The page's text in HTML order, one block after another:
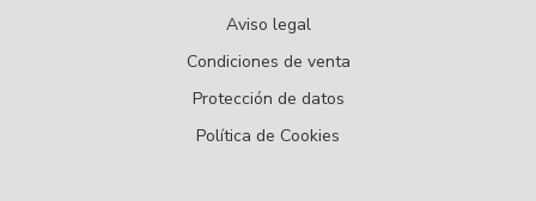
Aviso legal
Condiciones de venta
Protección de datos
Política de Cookies